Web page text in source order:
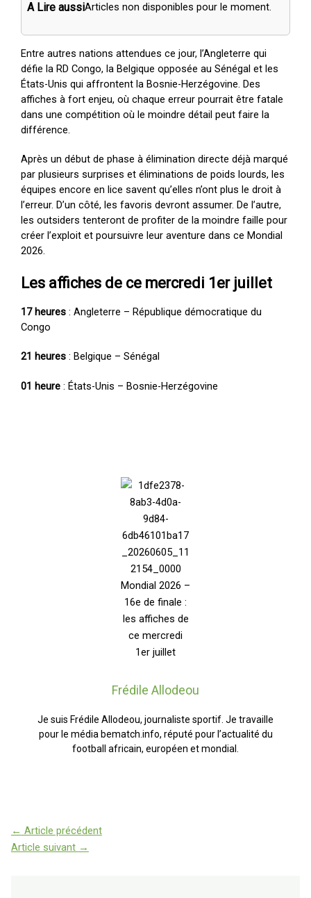
A Lire aussiArticles non disponibles pour le moment.
Entre autres nations attendues ce jour, l’Angleterre qui
défie la RD Congo, la Belgique opposée au Sénégal et les
États-Unis qui affrontent la Bosnie-Herzégovine. Des
affiches à fort enjeu, où chaque erreur pourrait être fatale
dans une compétition où le moindre détail peut faire la
différence.
Après un début de phase à élimination directe déjà marqué
par plusieurs surprises et éliminations de poids lourds, les
équipes encore en lice savent qu’elles n’ont plus le droit à
l’erreur. D’un côté, les favoris devront assumer. De l’autre,
les outsiders tenteront de profiter de la moindre faille pour
créer l’exploit et poursuivre leur aventure dans ce Mondial
2026.
Les affiches de ce mercredi 1er juillet
17 heures : Angleterre – République démocratique du
Congo
21 heures : Belgique – Sénégal
01 heure : États-Unis – Bosnie-Herzégovine
Frédile Allodeou
Je suis Frédile Allodeou, journaliste sportif. Je travaille
pour le média bematch.info, réputé pour l’actualité du
football africain, européen et mondial.
← Article précédent
Article suivant →